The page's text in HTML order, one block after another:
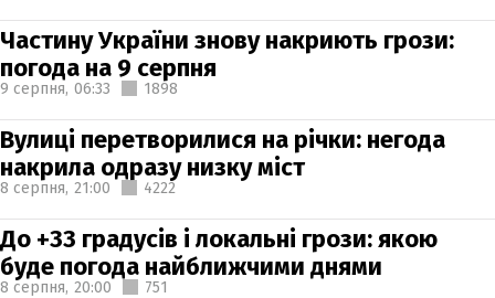
Частину України знову накриють грози:
погода на 9 серпня
9 серпня, 06:33 1898
Вулиці перетворилися на річки: негода
накрила одразу низку міст
8 серпня, 21:00 4222
До +33 градусів і локальні грози: якою
буде погода найближчими днями
8 серпня, 20:00 751